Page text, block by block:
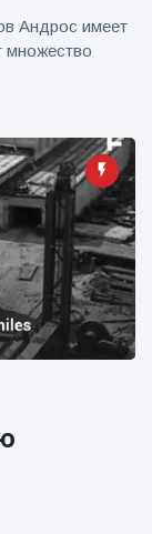
Андрос имеет
множество